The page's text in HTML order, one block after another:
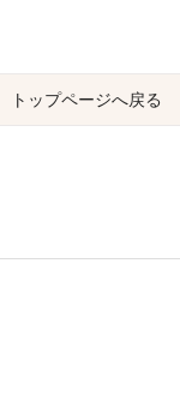
トップページへ戻る